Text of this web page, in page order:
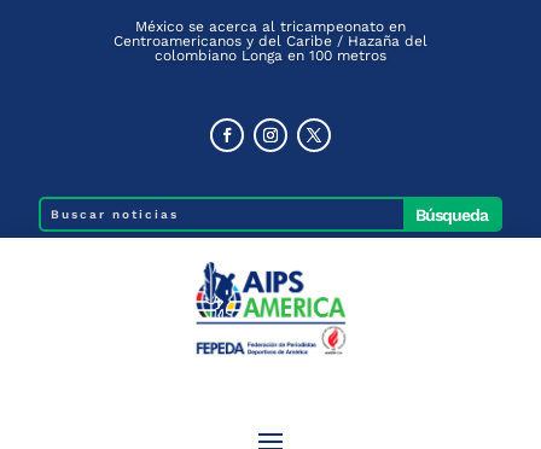
México se acerca al tricampeonato en
Centroamericanos y del Caribe / Hazaña del
colombiano Longa en 100 metros